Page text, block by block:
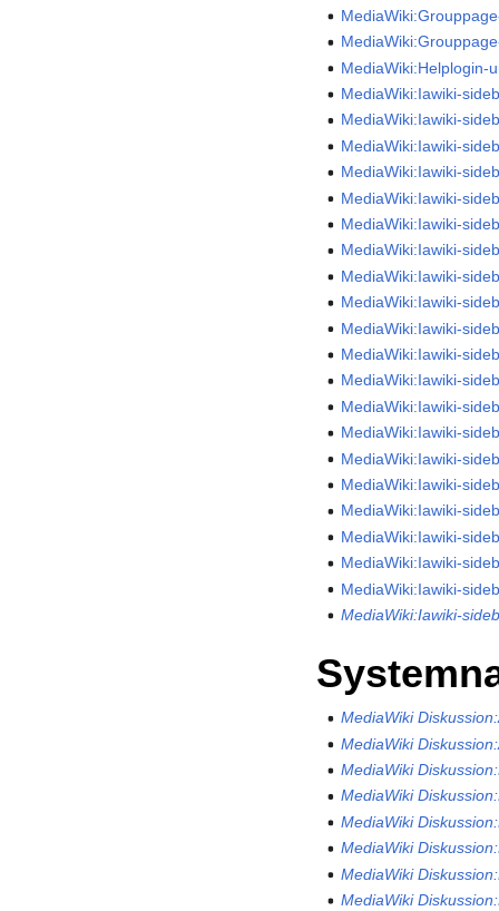
MediaWiki:Helplogin-
MediaWiki:Iawiki-
MediaWiki:Iawiki-
MediaWiki:Iawiki-
MediaWiki:Iawiki-
MediaWiki:Iawiki-
MediaWiki:Iawiki-
MediaWiki:Iawiki-
MediaWiki:Iawiki-
MediaWiki:Iawiki-
MediaWiki:Iawiki-
MediaWiki:Iawiki-
MediaWiki:Iawiki-
MediaWiki:Iawiki-
MediaWiki:Iawiki-
MediaWiki:Iawiki-
MediaWiki:Iawiki-
MediaWiki:Iawiki-
MediaWiki:Iawiki-
MediaWiki:Iawiki-
MediaWiki:Iawiki-
MediaWiki:Iawiki-
MediaWiki
MediaWiki
MediaWiki
MediaWiki
MediaWiki
MediaWiki
MediaWiki
MediaWiki